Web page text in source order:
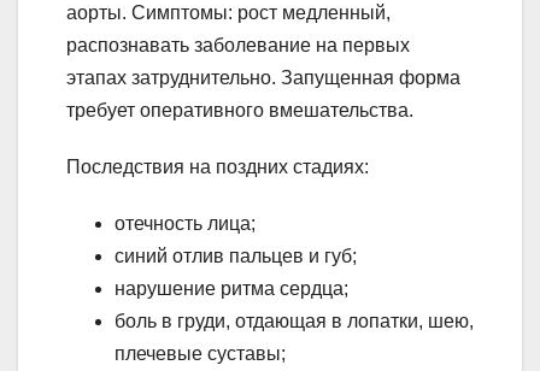
аорты. Симптомы: рост медленный,
распознавать заболевание на первых
этапах затруднительно. Запущенная форма
требует оперативного вмешательства.
Последствия на поздних стадиях:
отечность лица;
синий отлив пальцев и губ;
нарушение ритма сердца;
боль в груди, отдающая в лопатки, шею,
плечевые суставы;